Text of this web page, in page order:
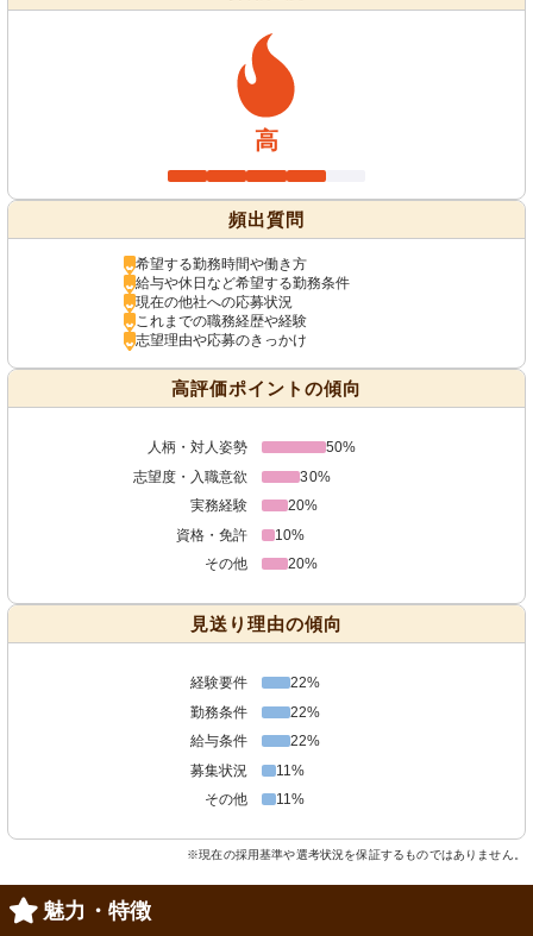
高
頻出質問
希望する勤務時間や働き方
給与や休日など希望する勤務条件
現在の他社への応募状況
これまでの職務経歴や経験
志望理由や応募のきっかけ
高評価ポイントの傾向
人柄・対人姿勢
50%
志望度・入職意欲
30%
実務経験
20%
資格・免許
10%
その他
20%
見送り理由の傾向
経験要件
22%
勤務条件
22%
給与条件
22%
募集状況
11%
その他
11%
※現在の採用基準や選考状況を保証するものではありません。
魅力・特徴